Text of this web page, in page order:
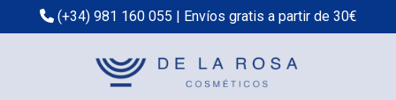
(+34) 981 160 055 | Envíos gratis a partir de 30€